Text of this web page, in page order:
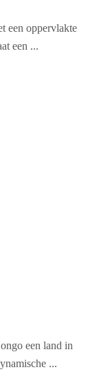
een oppervlakte
een ...
een land in
...